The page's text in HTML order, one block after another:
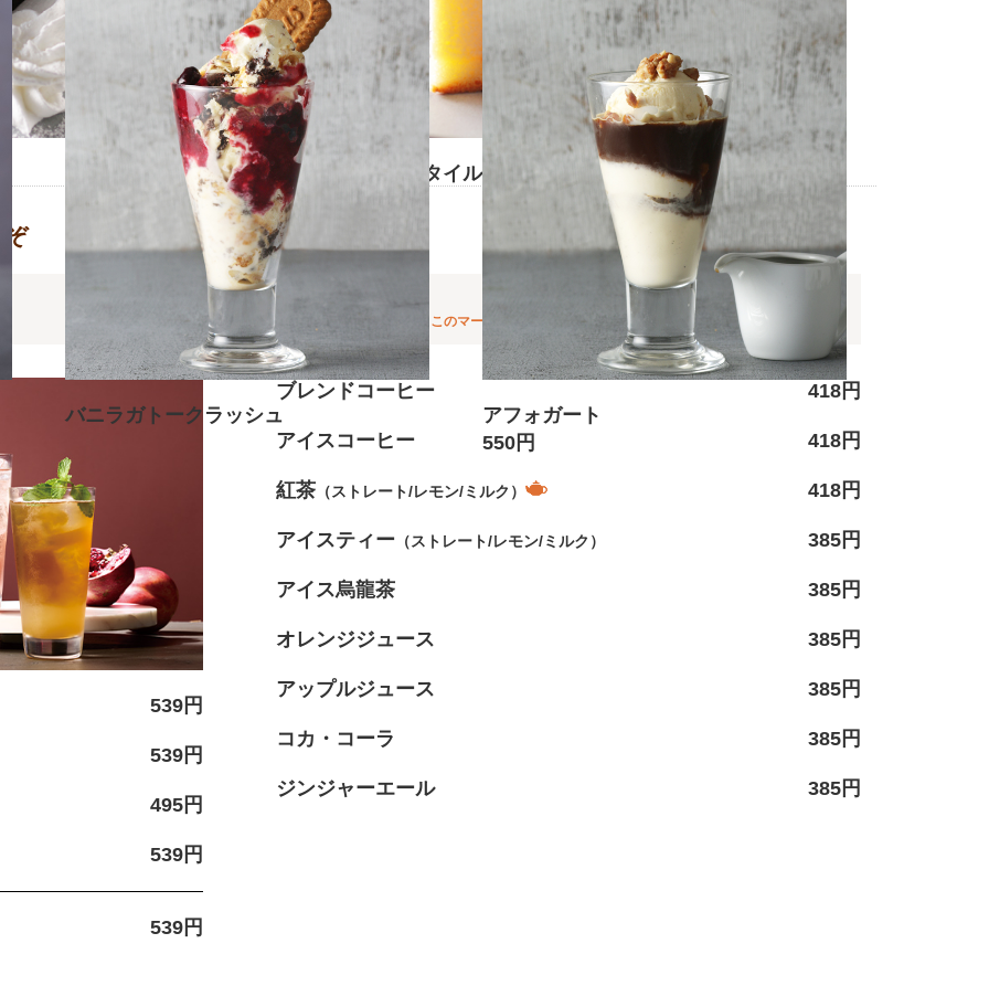
ニューヨークスタイルチーズケーキ
550円
バニラガトークラッシュ
アフォガート
550円
539円
539円
495円
539円
539円
ソフトドリンク
このマークがついたメニューはポットで提供します
ブレンドコーヒー 418円
アイスコーヒー 418円
紅茶 （ストレート/レモン/ミルク） 418円
アイスティー （ストレート/レモン/ミルク） 385円
アイス烏龍茶 385円
オレンジジュース 385円
アップルジュース 385円
コカ・コーラ 385円
ジンジャーエール 385円